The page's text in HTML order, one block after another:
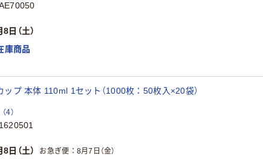
日（土）
庫商品
ップ 本体 110ml 1セット（1000枚：50枚入×20袋）
（4）
1620501
日（土） お急ぎ便 8月7日（金）